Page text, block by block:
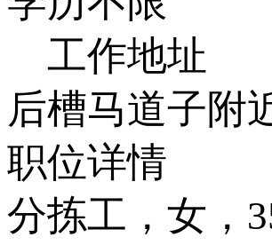
工作地址
后槽马道子附
职位详情
分拣工，女，